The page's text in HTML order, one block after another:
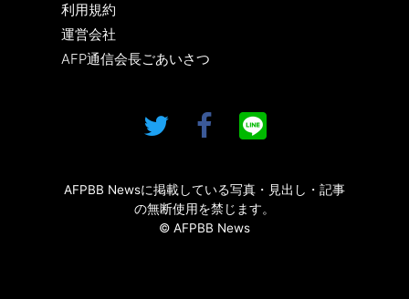
利用規約
運営会社
AFP通信会長ごあいさつ
AFPBB Newsに掲載している写真・見出し・記事
の無断使用を禁じます。
© AFPBB News